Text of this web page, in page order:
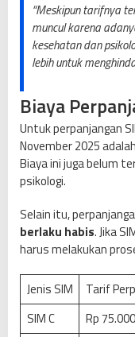
“Meskipun tarifnya
muncul karena
kesehatan dan
lebih untuk
Biaya
Untuk perpanjangan
November 2025 adalah
Biaya ini juga belum
psikologi.
Selain itu,
berlaku habis. Jika
harus melakukan
Jenis SIM Tarif
SIM C
Rp 75.000